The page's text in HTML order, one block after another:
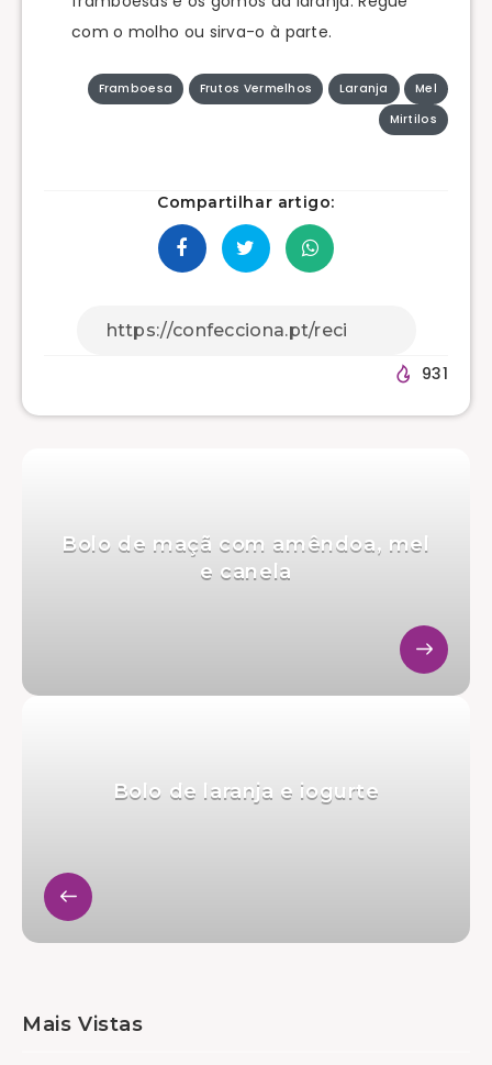
com o molho ou sirva-o à parte.
Framboesa Frutos Vermelhos Laranja
Mel
Mirtilos
Compartilhar artigo:
931
Bolo de maçã com amêndoa, mel
e canela
Bolo de laranja e iogurte
Mais Vistas